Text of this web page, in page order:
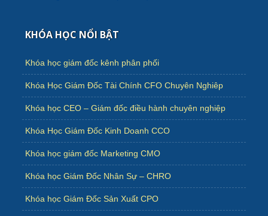
KHÓA HỌC NỔI BẬT
Khóa học giám đốc kênh phân phối
Khóa Học Giám Đốc Tài Chính CFO Chuyên Nghiêp
Khóa học CEO – Giám đốc điều hành chuyên nghiệp
Khóa Học Giám Đốc Kinh Doanh CCO
Khóa học giám đốc Marketing CMO
Khóa học Giám Đốc Nhân Sự – CHRO
Khóa học Giám Đốc Sản Xuất CPO